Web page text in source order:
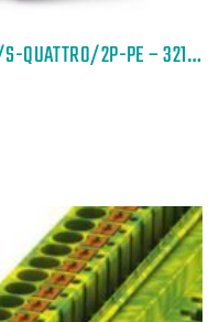
Borne de tierra para carril – PT 1,5/S-QUATTRO/2P-PE – 3212413